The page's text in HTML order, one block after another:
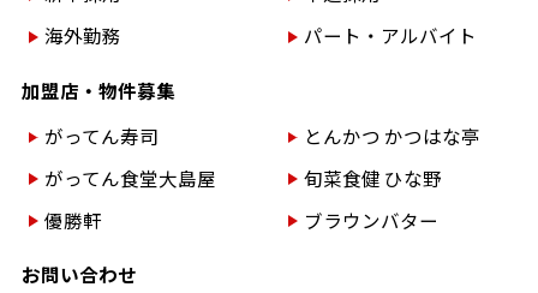
海外勤務
パート・アルバイト
加盟店・物件募集
がってん寿司
とんかつ かつはな亭
がってん食堂大島屋
旬菜食健 ひな野
優勝軒
ブラウンバター
お問い合わせ